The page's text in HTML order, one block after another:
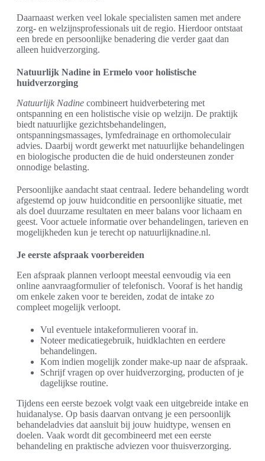
Daarnaast werken veel lokale specialisten samen met andere
zorg- en welzijnsprofessionals uit de regio. Hierdoor ontstaat
een brede en persoonlijke benadering die verder gaat dan
alleen huidverzorging.
Natuurlijk Nadine in Ermelo voor holistische
huidverzorging
Natuurlijk Nadine combineert huidverbetering met
ontspanning en een holistische visie op welzijn. De praktijk
biedt natuurlijke gezichtsbehandelingen,
ontspanningsmassages, lymfedrainage en orthomoleculair
advies. Daarbij wordt gewerkt met natuurlijke behandelingen
en biologische producten die de huid ondersteunen zonder
onnodige belasting.
Persoonlijke aandacht staat centraal. Iedere behandeling wordt
afgestemd op jouw huidconditie en persoonlijke situatie, met
als doel duurzame resultaten en meer balans voor lichaam en
geest. Voor actuele informatie over behandelingen, tarieven en
mogelijkheden kun je terecht op natuurlijknadine.nl.
Je eerste afspraak voorbereiden
Een afspraak plannen verloopt meestal eenvoudig via een
online aanvraagformulier of telefonisch. Vooraf is het handig
om enkele zaken voor te bereiden, zodat de intake zo
compleet mogelijk verloopt.
Vul eventuele intakeformulieren vooraf in.
Noteer medicatiegebruik, huidklachten en eerdere
behandelingen.
Kom indien mogelijk zonder make-up naar de afspraak.
Schrijf vragen op over huidverzorging, producten of je
dagelijkse routine.
Tijdens een eerste bezoek volgt vaak een uitgebreide intake en
huidanalyse. Op basis daarvan ontvang je een persoonlijk
behandeladvies dat aansluit bij jouw huidtype, wensen en
doelen. Vaak wordt dit gecombineerd met een eerste
behandeling en praktische adviezen voor thuisverzorging.